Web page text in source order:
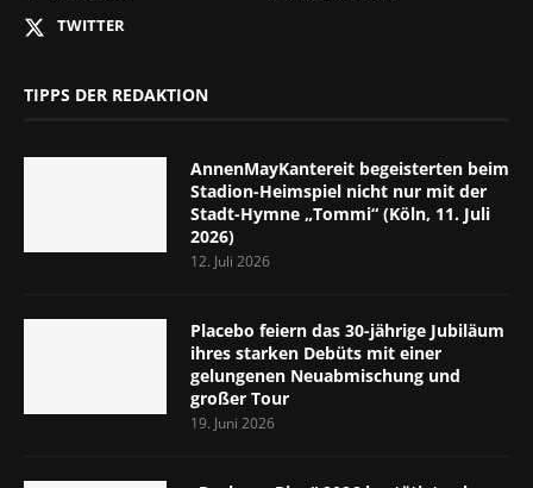
TWITTER
TIPPS DER REDAKTION
AnnenMayKantereit begeisterten beim
Stadion-Heimspiel nicht nur mit der
Stadt-Hymne „Tommi“ (Köln, 11. Juli
2026)
12. Juli 2026
Placebo feiern das 30-jährige Jubiläum
ihres starken Debüts mit einer
gelungenen Neuabmischung und
großer Tour
19. Juni 2026